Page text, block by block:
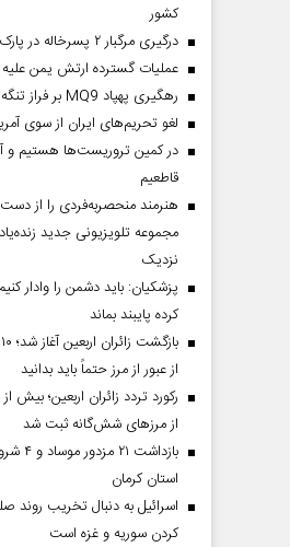
کشور
درگیری مرگبار ۲ پسرخاله در پارک
عملیات گسترده ارتش یمن
رهگیری پهپاد MQ9 بر فراز تنگه هرمز
لغو تحریم‌های ایران از سوی
در کمین تروریست‌ها هستیم و
قاطعیم
مجموعه تلویزیونی جدید
نزدیک
پزشکیان: باید دشمن را وادار
کرده پایبند بماند
از عبور از مرز حتماً باید بدانید
از مرزهای شش‌گانه ثبت شد
استان کرمان
اسرائیل به دنبال تخریب روند
کردن سوریه و غزه است